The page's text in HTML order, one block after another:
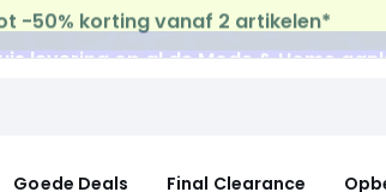
leveringop al de Mode & Home
Goede Deals Final Clearance